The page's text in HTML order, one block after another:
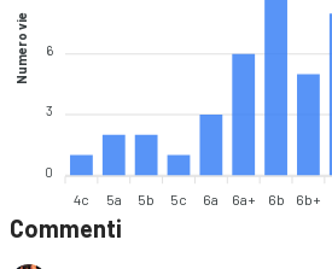
6
3
0
Numero vie
4c 5a 5b 5c 6a 6a+ 6b 6b+
Commenti